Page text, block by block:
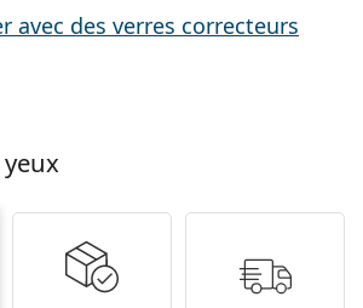
avec des verres correcteurs